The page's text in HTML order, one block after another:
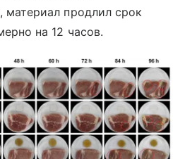
материал продлил срок
на 12 часов.